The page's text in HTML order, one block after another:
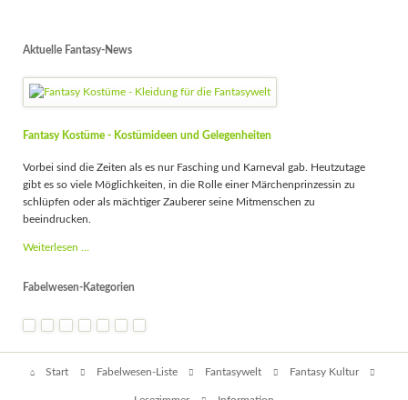
Aktuelle Fantasy-News
Fantasy Kostüme - Kostümideen und Gelegenheiten
Vorbei sind die Zeiten als es nur Fasching und Karneval gab. Heutzutage
gibt es so viele Möglichkeiten, in die Rolle einer Märchenprinzessin zu
schlüpfen oder als mächtiger Zauberer seine Mitmenschen zu
beeindrucken.
Weiterlesen …
-
Gelegenheiten
Fabelwesen-Kategorien
Start Fabelwesen-Liste Fantasywelt Fantasy Kultur